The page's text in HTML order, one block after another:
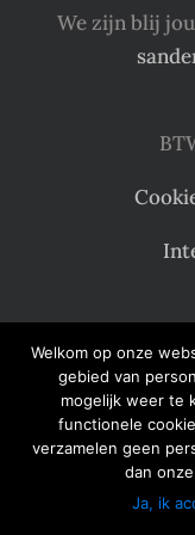
We zijn blij
Welkom op onze
gebied van
mogelijk weer te
functionele
verzamelen geen
dan
Ja, ik